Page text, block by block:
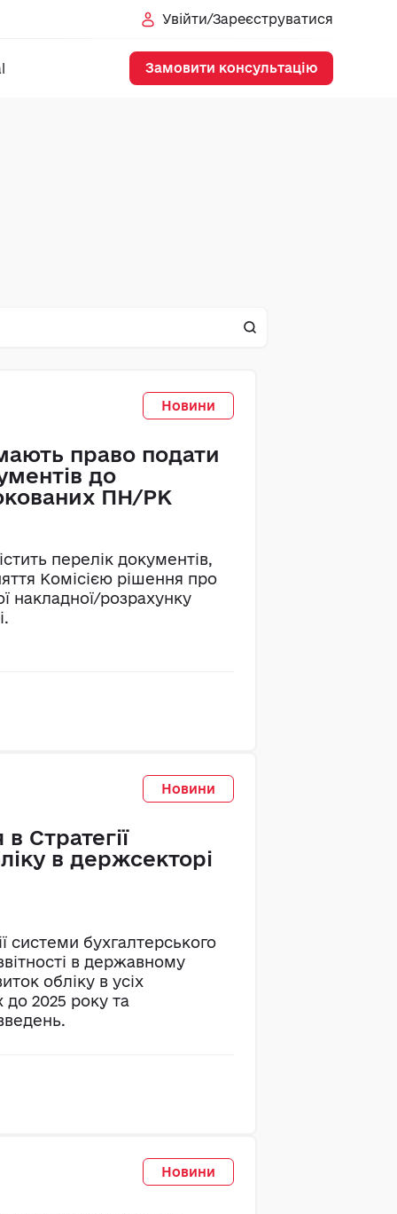
Увійти/Зареєструватися
Замовити консультацію
Новини
право подати
до
ПН/РК
перелік документів,
Комісією рішення про
накладної/розрахунку
Новини
Стратегії
в держсекторі
системи бухгалтерського
в державному
обліку в усіх
2025 року та
Новини